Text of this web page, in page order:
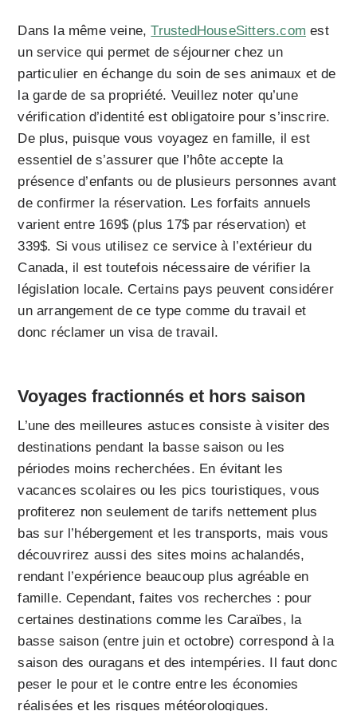
Dans la même veine,TrustedHouseSitters.com est
un service qui permet de séjourner chez un
particulier en échange du soin de ses animaux et de
la garde de sa propriété. Veuillez noter qu’une
vérification d’identité est obligatoire pour s’inscrire.
De plus, puisque vous voyagez en famille, il est
essentiel de s’assurer que l’hôte accepte la
présence d’enfants ou de plusieurs personnes avant
de confirmer la réservation. Les forfaits annuels
varient entre 169$ (plus 17$ par réservation) et
339$. Si vous utilisez ce service à l’extérieur du
Canada, il est toutefois nécessaire de vérifier la
législation locale. Certains pays peuvent considérer
un arrangement de ce type comme du travail et
donc réclamer un visa de travail.
Voyages fractionnés et hors saison
L’une des meilleures astuces consiste à visiter des
destinations pendant la basse saison ou les
périodes moins recherchées. En évitant les
vacances scolaires ou les pics touristiques, vous
profiterez non seulement de tarifs nettement plus
bas sur l’hébergement et les transports, mais vous
découvrirez aussi des sites moins achalandés,
rendant l’expérience beaucoup plus agréable en
famille. Cependant, faites vos recherches : pour
certaines destinations comme les Caraïbes, la
basse saison (entre juin et octobre) correspond à la
saison des ouragans et des intempéries. Il faut donc
peser le pour et le contre entre les économies
réalisées et les risques météorologiques.